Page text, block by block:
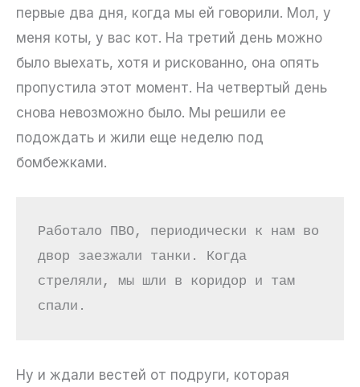
первые два дня, когда мы ей говорили. Мол, у
меня коты, у вас кот. На третий день можно
было выехать, хотя и рискованно, она опять
пропустила этот момент. На четвертый день
снова невозможно было. Мы решили ее
подождать и жили еще неделю под
бомбежками.
Работало ПВО, периодически к нам во
двор заезжали танки. Когда
стреляли, мы шли в коридор и там
спали.
Ну и ждали вестей от подруги, которая